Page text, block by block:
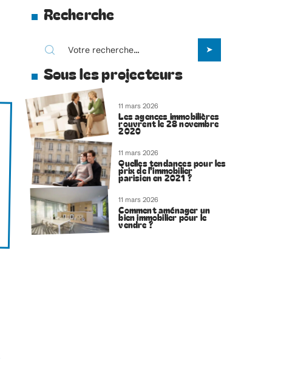
Recherche
Sous les projecteurs
11 mars 2026
Les agences immobilières
rouvrent le 28 novembre
2020
11 mars 2026
Quelles tendances pour les
prix de l’immobilier
parisien en 2021 ?
11 mars 2026
Comment aménager un
bien immobilier pour le
vendre ?